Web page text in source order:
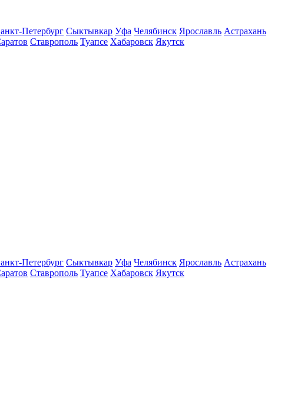
Петербург Сыктывкар Уфа Челябинск Ярославль Астрахань
Ставрополь Туапсе Хабаровск Якутск
Петербург Сыктывкар Уфа Челябинск Ярославль Астрахань
Ставрополь Туапсе Хабаровск Якутск